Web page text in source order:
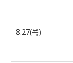
8.27(목)